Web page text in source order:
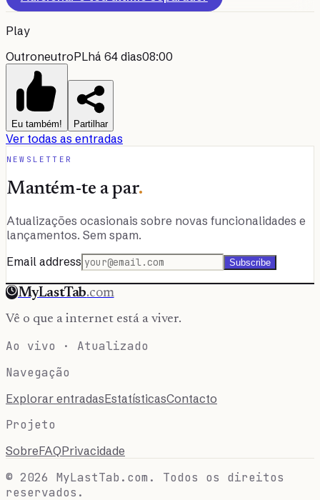
Play
OutroneutroPLhá 64 dias08:00
Eu também! Partilhar
Ver todas as entradas
NEWSLETTER
Mantém-te a par.
Atualizações ocasionais sobre novas funcionalidades e
lançamentos. Sem spam.
Email address
Subscribe
MyLastTab.com
Vê o que a internet está a viver.
Ao vivo · Atualizado
Navegação
Explorar entradasEstatísticasContacto
Projeto
SobreFAQPrivacidade
© 2026 MyLastTab.com. Todos os direitos
reservados.